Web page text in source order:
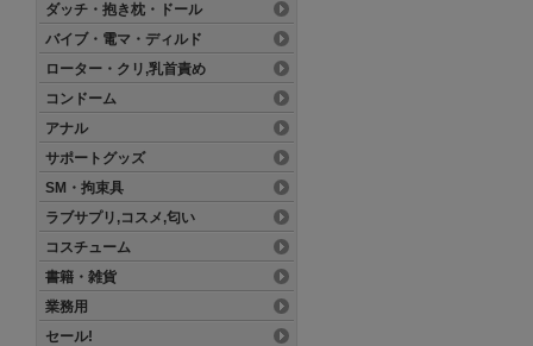
ダッチ・抱き枕・ドール
バイブ・電マ・ディルド
ローター・クリ,乳首責め
コンドーム
アナル
サポートグッズ
SM・拘束具
ラブサプリ,コスメ,匂い
コスチューム
書籍・雑貨
業務用
セール!